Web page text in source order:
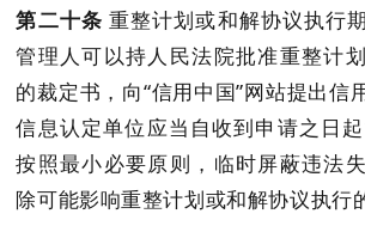
第二十条 重整计划或和解协议执行
管理人可以持人民法院批准重整计
的裁定书，向“信用中国”网站提出信
信息认定单位应当自收到申请之日起
按照最小必要原则，临时屏蔽违法
除可能影响重整计划或和解协议执行